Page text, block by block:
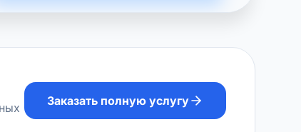
Заказать полную услугу